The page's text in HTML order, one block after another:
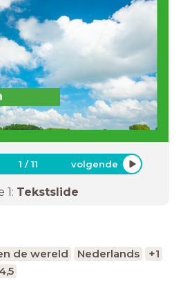
1 /11 volgende
1: Tekstslide
de wereld Nederlands
+1